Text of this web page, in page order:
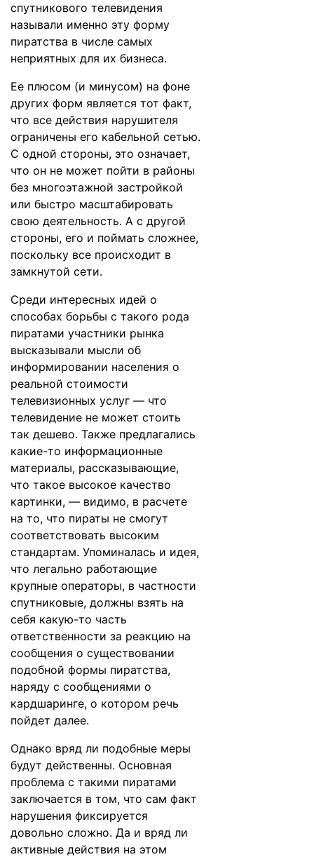
спутникового телевидения
называли именно эту форму
пиратства в числе самых
неприятных для их бизнеса.
Ее плюсом (и минусом) на фоне
других форм является тот факт,
что все действия нарушителя
ограничены его кабельной сетью.
С одной стороны, это означает,
что он не может пойти в районы
без многоэтажной застройкой
или быстро масштабировать
свою деятельность. А с другой
стороны, его и поймать сложнее,
поскольку все происходит в
замкнутой сети.
Среди интересных идей о
способах борьбы с такого рода
пиратами участники рынка
высказывали мысли об
информировании населения о
реальной стоимости
телевизионных услуг — что
телевидение не может стоить
так дешево. Также предлагались
какие-то информационные
материалы, рассказывающие,
что такое высокое качество
картинки, — видимо, в расчете
на то, что пираты не смогут
соответствовать высоким
стандартам. Упоминалась и идея,
что легально работающие
крупные операторы, в частности
спутниковые, должны взять на
себя какую-то часть
ответственности за реакцию на
сообщения о существовании
подобной формы пиратства,
наряду с сообщениями о
кардшаринге, о котором речь
пойдет далее.
Однако вряд ли подобные меры
будут действенны. Основная
проблема с такими пиратами
заключается в том, что сам факт
нарушения фиксируется
довольно сложно. Да и вряд ли
активные действия на этом